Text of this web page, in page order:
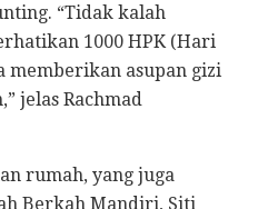
“Tidak kalah
1000 HPK (Hari
memberikan asupan gizi
jelas Rachmad
rumah, yang juga
Berkah Mandiri, Siti